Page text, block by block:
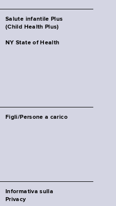
Salute infantile Plus
(Child Health Plus)
NY State of Health
Figli/Persone a carico
Informativa sulla
Privacy